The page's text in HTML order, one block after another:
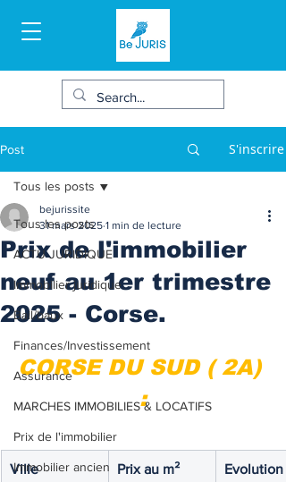
Post S'inscrire
Tous les posts
ACTU JURIDIQUE
Immobilier juridique
Bail/baux
Finances/Investissement
Assurance
MARCHES IMMOBILIES & LOCATIFS
Prix de l'immobilier
Immobilier ancien
Tous les posts
Prix de l'immobilier
neuf au 1er trimestre
2025 - Corse.
bejurissite
31 mars 2025 1 min de lecture
CORSE DU SUD ( 2A)
:
Ville Prix au m²
Evolution